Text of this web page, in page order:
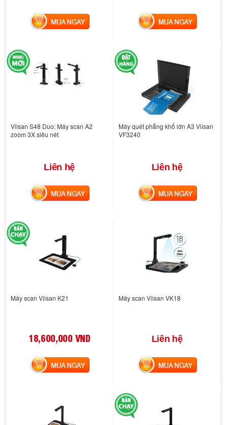
MUA NGAY MUA NGAY
Viisan S48 Duo: Máy scan A2
zoom 3X siêu nét
Liên hệ
MUA NGAY
Máy quét phẳng khổ lớn A3 Viisan
VF3240
Liên hệ
MUA NGAY
Máy scan Viisan K21
18,600,000 VND
MUA NGAY
Máy scan Viisan VK18
Liên hệ
MUA NGAY